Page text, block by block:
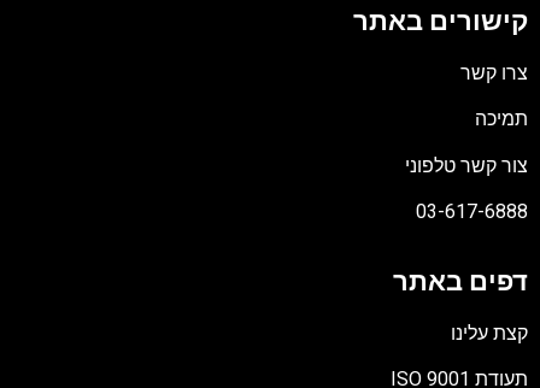
קישורים באתר
צרו קשר
תמיכה
צור קשר טלפוני
03-617-6888
דפים באתר
קצת עלינו
תעודת ISO 9001